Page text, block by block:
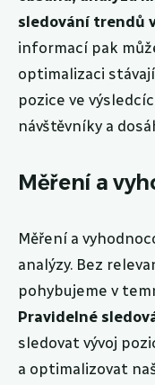
sledování trendů
informací pak
optimalizaci
pozice ve
návštěvníky a
Měření a
Měření a
analýzy. Bez
pohybujeme v
Pravidelné
sledovat vývoj
a optimalizovat